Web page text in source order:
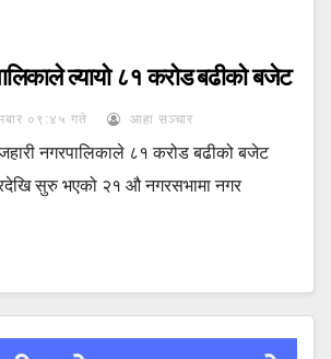
ल्यायो ८१ करोड बढीको बजेट
०९:४५ गते आहा सञ्चार
नगरपालिकाले ८१ करोड बढीको बजेट
सुरु भएको २१ औ नगरसभामा नगर